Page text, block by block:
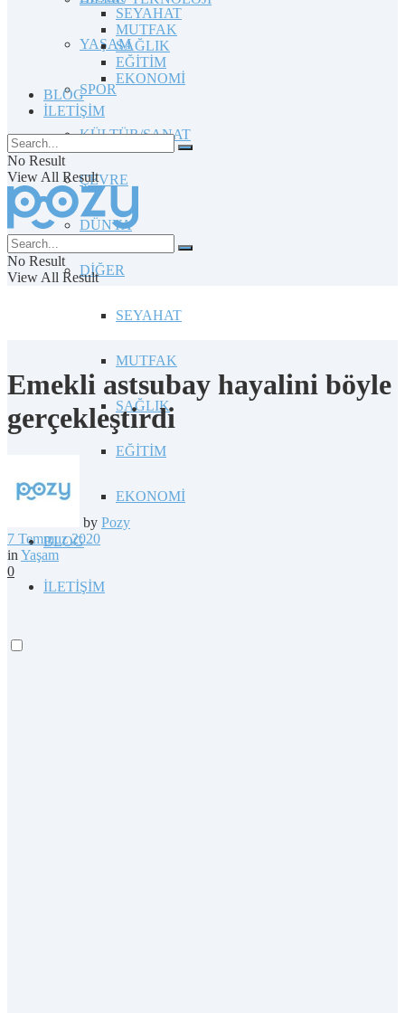
YAŞAM
SPOR
KÜLTÜR/SANAT
ÇEVRE
DÜNYA
DİĞER
SEYAHAT
MUTFAK
SAĞLIK
EĞİTİM
EKONOMİ
BLOG
İLETİŞİM
SEYAHAT
MUTFAK
SAĞLIK
EĞİTİM
EKONOMİ
BLOG
İLETİŞİM
No Result
View All Result
No Result
View All Result
Emekli astsubay hayalini böyle
gerçekleştirdi
by Pozy
7 Temmuz 2020
in Yaşam
0